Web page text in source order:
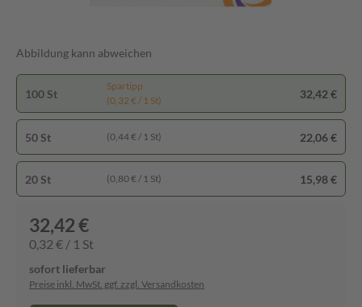
Abbildung kann abweichen
100 St
Spartipp
(0,32 € / 1 St)
32,42 €
50 St (0,44 € / 1 St) 22,06 €
20 St (0,80 € / 1 St) 15,98 €
32,42 €
0,32 € / 1 St
sofort lieferbar
Preise inkl. MwSt. ggf. zzgl. Versandkosten